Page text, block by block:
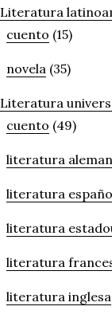
Literatura
cuento (15)
novela (35)
Literatura
cuento (49)
literatura
literatura
literatura
literatura
literatura inglesa